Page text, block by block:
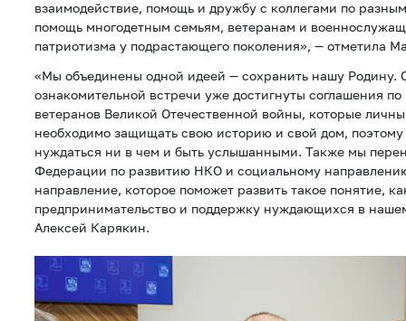
взаимодействие, помощь и дружбу с коллегами по
помощь многодетным семьям, ветеранам и
патриотизма у подрастающего поколения», — отметила
«Мы объединены одной идеей — сохранить нашу Родину.
ознакомительной встречи уже достигнуты соглашения
ветеранов Великой Отечественной войны, которые
необходимо защищать свою историю и свой дом,
нуждаться ни в чем и быть услышанными. Также мы
Федерации по развитию НКО и социальному
направление, которое поможет развить такое понятие,
предпринимательство и поддержку нуждающихся в
Алексей Карякин.